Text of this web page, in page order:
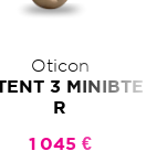
Oticon
3 MINIBTE
R
1 045 €